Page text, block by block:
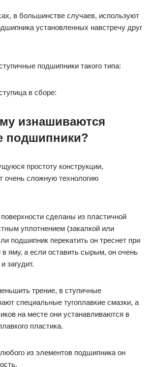
в большинстве случаев, используют
установленных навстречу друг
подшипники такого типа:
в сборе:
изнашиваются
подшипники?
простоту конструкции,
очень сложную технологию
сделаны из пластичной
уплотнением (закалкой или
подшипник перекатить он треснет при
в яму, а если оставить сырым, он очень
загудит.
трение, в ступичные
специальные тугоплавкие смазки, а
на месте они устанавливаются в
пластика.
из элементов подшипника он